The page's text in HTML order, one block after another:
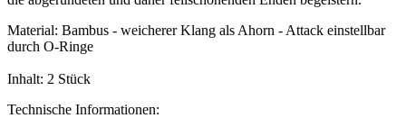
Material: Bambus - weicherer Klang als Ahorn - Attack einstellbar
durch O-Ringe
Inhalt: 2 Stück
Technische Informationen: